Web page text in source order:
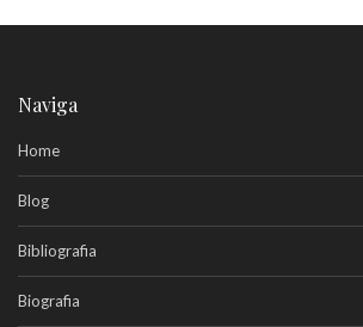
Naviga
Home
Blog
Bibliografia
Biografia